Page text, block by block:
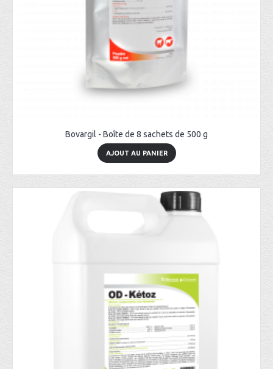
Bovargil - Boîte de 8 sachets de 500 g
AJOUT AU PANIER